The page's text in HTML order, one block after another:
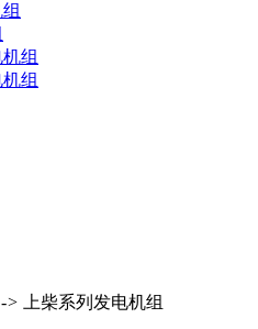
组
组
-> 上柴系列发电机组